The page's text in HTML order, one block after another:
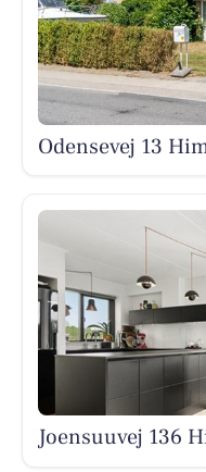
Odensevej 13
Joensuuvej 136